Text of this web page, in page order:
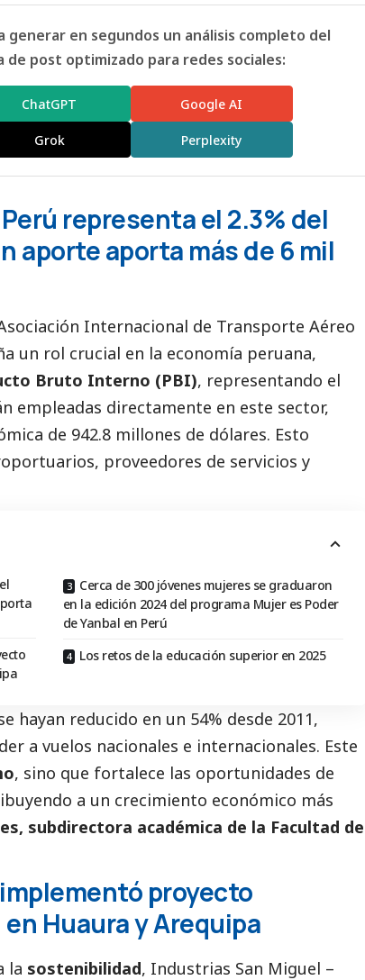
en segundos un análisis completo del
post optimizado para redes sociales:
ChatGPT Google AI
Grok Perplexity
representa el 2.3% del
aporte aporta más de 6 mil
Internacional de Transporte Aéreo
un rol crucial en la economía peruana,
Bruto Interno (PBI), representando el
empleadas directamente en este sector,
de 942.8 millones de dólares. Esto
proveedores de servicios y
Cerca de 300 jóvenes mujeres se graduaron
en la edición 2024 del programa Mujer es Poder
de Yanbal en Perú
Los retos de la educación superior en 2025
hayan reducido en un 54% desde 2011,
a vuelos nacionales e internacionales. Este
, sino que fortalece las oportunidades de
a un crecimiento económico más
subdirectora académica de la Facultad de
proyecto
Huaura y Arequipa
la sostenibilidad, Industrias San Miguel –